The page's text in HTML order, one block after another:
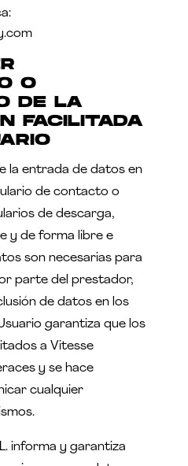
O
DE LA
FACILITADA
la entrada de datos en
de contacto o
de descarga,
y de forma libre e
son necesarias para
parte del prestador,
de datos en los
garantiza que los
a Vitesse
y se hace
cualquier
informa y garantiza